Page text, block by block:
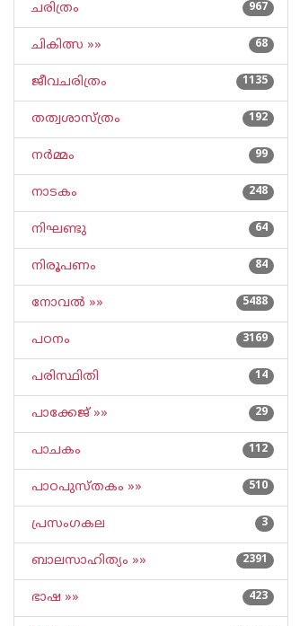
ചരിത്രം 967
ചികിത്സ »» 68
ജീവചരിത്രം 1135
തത്വശാസ്ത്രം 192
നര്‍മ്മം 99
നാടകം 248
നിഘണ്ടു 64
നിരൂപണം 84
നോവല്‍ »» 5488
പഠനം 3169
പരിസ്ഥിതി 14
പാക്കേജ് »» 29
പാചകം 112
പാഠപുസ്തകം »» 510
പ്രസംഗകല 3
ബാലസാഹിത്യം »» 2391
ഭാഷ »» 423